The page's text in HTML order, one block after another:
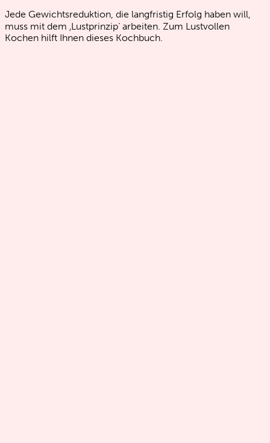
Jede Gewichtsreduktion, die langfristig Erfolg haben will,
muss mit dem ‚Lustprinzip‘ arbeiten. Zum Lustvollen
Kochen hilft Ihnen dieses Kochbuch.